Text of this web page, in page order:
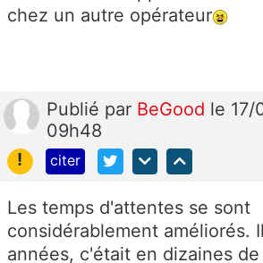
chez un autre opérateur
Publié par BeGood le 17/
09h48
!
citer
Les temps d'attentes se sont
considérablement améliorés.
années, c'était en dizaines